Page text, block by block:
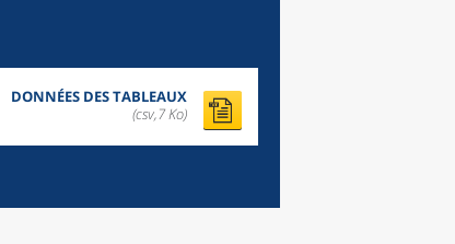
DONNÉES DES TABLEAUX
(csv,7 Ko)